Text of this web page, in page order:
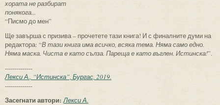
хората не разбират
понякога...
“Писмо до мен”
Ще завърша с призива – прочетете тази книга! И с финалните думи на
редактора: “В тази книга има всичко, всяка тема. Няма само едно.
Няма маска. Чиста е като сълза. Пареща е като въглен. Истинска!”.
--------------
Лекси А., “Истинска”, Бургас, 2019.
--------------
Засегнати автори:Лекси А.